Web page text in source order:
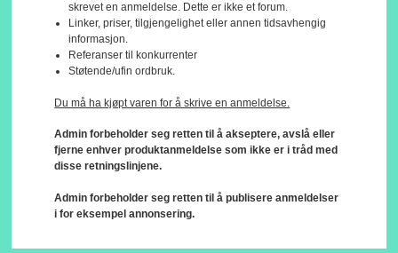
skrevet en anmeldelse. Dette er ikke et forum.
Linker, priser, tilgjengelighet eller annen tidsavhengig
informasjon.
Referanser til konkurrenter
Støtende/ufin ordbruk.
Du må ha kjøpt varen for å skrive en anmeldelse.
Admin forbeholder seg retten til å akseptere, avslå eller
fjerne enhver produktanmeldelse som ikke er i tråd med
disse retningslinjene.
Admin forbeholder seg retten til å publisere anmeldelser
i for eksempel annonsering.